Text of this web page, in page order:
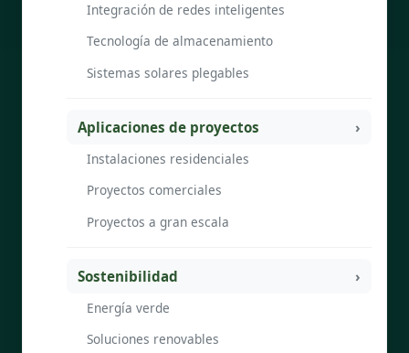
Integración de redes inteligentes
Tecnología de almacenamiento
Sistemas solares plegables
Aplicaciones de proyectos
Instalaciones residenciales
Proyectos comerciales
Proyectos a gran escala
Sostenibilidad
Energía verde
Soluciones renovables